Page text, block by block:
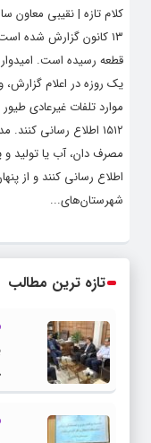
کلام تازه | نقیبی معاون
قطعه رسیده است.
یک روزه در اعلام
موارد تلفات غیرعادی
۱۵۱۲ اطلاع رسانی
مصرف دان، آب یا تولید و
اطلاع رسانی کنند و از
شهرستان‌های...
تازه ترین مطالب